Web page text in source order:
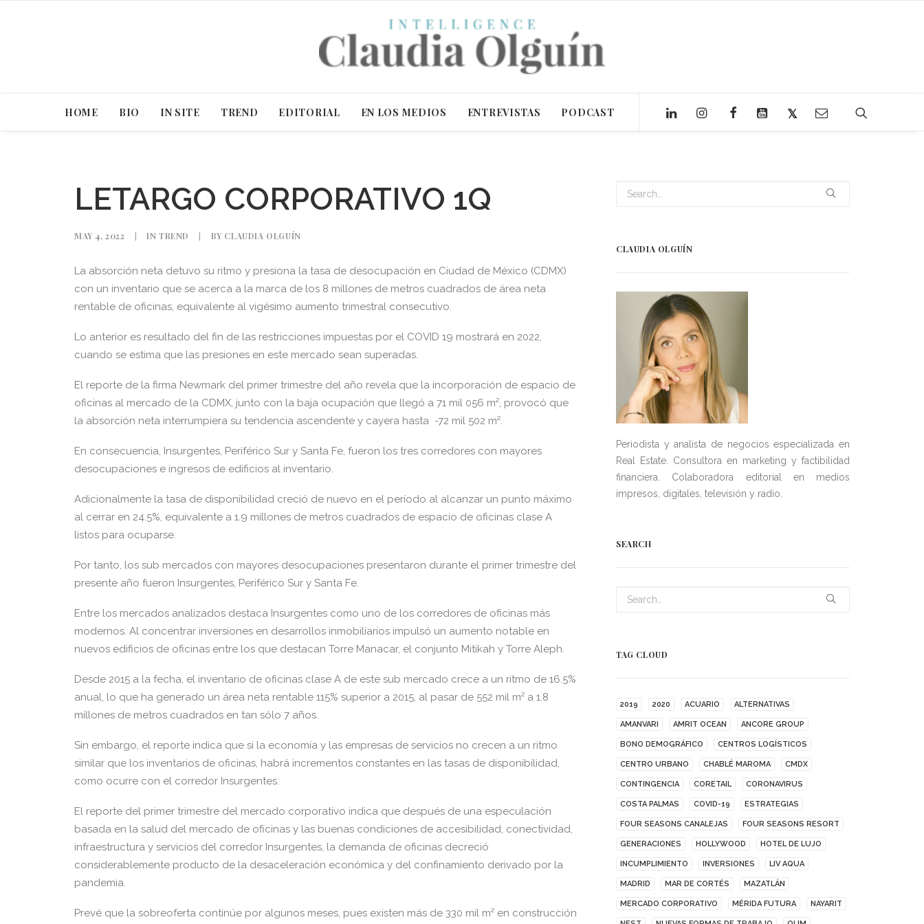
HOME BIO IN SITE TREND EDITORIAL EN LOS MEDIOS ENTREVISTAS PODCAST
LETARGO CORPORATIVO 1Q
MAY 4, 2022 | INTREND | BY CLAUDIA OLGUÍN
La absorción neta detuvo su ritmo y presiona la tasa de desocupación en Ciudad de México (CDMX)
con un inventario que se acerca a la marca de los 8 millones de metros cuadrados de área neta
rentable de oficinas, equivalente al vigésimo aumento trimestral consecutivo.
Lo anterior es resultado del fin de las restricciones impuestas por el COVID 19 mostrará en 2022,
cuando se estima que las presiones en este mercado sean superadas.
El reporte de la firma Newmark del primer trimestre del año revela que la incorporación de espacio de
oficinas al mercado de la CDMX, junto con la baja ocupación que llegó a 71 mil 056 m², provocó que
la absorción neta interrumpiera su tendencia ascendente y cayera hasta -72 mil 502 m².
En consecuencia, Insurgentes, Periférico Sur y Santa Fe, fueron los tres corredores con mayores
desocupaciones e ingresos de edificios al inventario.
Adicionalmente la tasa de disponibilidad creció de nuevo en el período al alcanzar un punto máximo
al cerrar en 24.5%, equivalente a 1.9 millones de metros cuadrados de espacio de oficinas clase A
listos para ocuparse.
Por tanto, los sub mercados con mayores desocupaciones presentaron durante el primer trimestre del
presente año fueron Insurgentes, Periférico Sur y Santa Fe.
Entre los mercados analizados destaca Insurgentes como uno de los corredores de oficinas más
modernos. Al concentrar inversiones en desarrollos inmobiliarios impulsó un aumento notable en
nuevos edificios de oficinas entre los que destacan Torre Manacar, el conjunto Mitikah y Torre Aleph.
Desde 2015 a la fecha, el inventario de oficinas clase A de este sub mercado crece a un ritmo de 16.5%
anual, lo que ha generado un área neta rentable 115% superior a 2015, al pasar de 552 mil m² a 1.8
millones de metros cuadrados en tan sólo 7 años.
Sin embargo, el reporte indica que si la economía y las empresas de servicios no crecen a un ritmo
similar que los inventarios de oficinas, habrá incrementos constantes en las tasas de disponibilidad,
como ocurre con el corredor Insurgentes.
El reporte del primer trimestre del mercado corporativo indica que después de una especulación
basada en la salud del mercado de oficinas y las buenas condiciones de accesibilidad, conectividad,
infraestructura y servicios del corredor Insurgentes, la demanda de oficinas decreció
considerablemente producto de la desaceleración económica y del confinamiento derivado por la
pandemia.
Prevé que la sobreoferta continúe por algunos meses, pues existen más de 330 mil m² en construcción
CLAUDIA OLGUÍN
Periodista y analista de negocios especializada en
Real Estate. Consultora en marketing y factibilidad
financiera. Colaboradora editorial en medios
impresos, digitales, televisión y radio.
SEARCH
TAG CLOUD
2019 2020 ACUARIO ALTERNATIVAS
AMANVARI AMRIT OCEAN ANCORE GROUP
BONO DEMOGRÁFICO CENTROS LOGÍSTICOS
CENTRO URBANO CHABLÉ MAROMA CMDX
CONTINGENCIA CORETAIL CORONAVIRUS
COSTA PALMAS COVID-19 ESTRATEGIAS
FOUR SEASONS CANALEJAS FOUR SEASONS RESORT
GENERACIONES HOLLYWOOD HOTEL DE LUJO
INCUMPLIMIENTO INVERSIONES LIV AQUA
MADRID MAR DE CORTÉS MAZATLÁN
MERCADO CORPORATIVO MÉRIDA FUTURA NAYARIT